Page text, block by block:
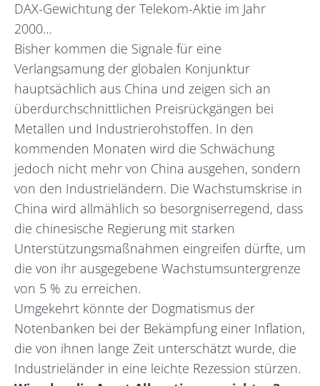
DAX-Gewichtung der Telekom-Aktie im Jahr
2000…
Bisher kommen die Signale für eine
Verlangsamung der globalen Konjunktur
hauptsächlich aus China und zeigen sich an
überdurchschnittlichen Preisrückgängen bei
Metallen und Industrierohstoffen. In den
kommenden Monaten wird die Schwächung
jedoch nicht mehr von China ausgehen, sondern
von den Industrieländern. Die Wachstumskrise in
China wird allmählich so besorgniserregend, dass
die chinesische Regierung mit starken
Unterstützungsmaßnahmen eingreifen dürfte, um
die von ihr ausgegebene Wachstumsuntergrenze
von 5 % zu erreichen.
Umgekehrt könnte der Dogmatismus der
Notenbanken bei der Bekämpfung einer Inflation,
die von ihnen lange Zeit unterschätzt wurde, die
Industrieländer in eine leichte Rezession stürzen.